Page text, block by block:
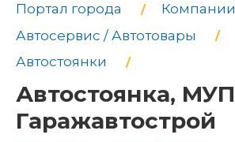
Портал города
Компании
Автосервис / Автотовары
Автостоянки
Автостоянка, МУП
Гаражавтострой